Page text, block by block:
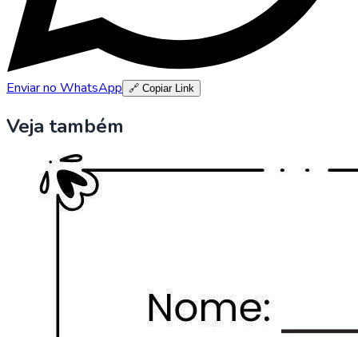
Enviar no WhatsApp 🔗 Copiar Link
Veja também